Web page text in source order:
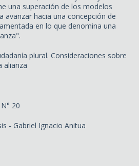
una superación de los modelos
avanzar hacia una concepción de
en lo que denomina una
plural. Consideraciones sobre
alianza
20
- Gabriel Ignacio Anitua